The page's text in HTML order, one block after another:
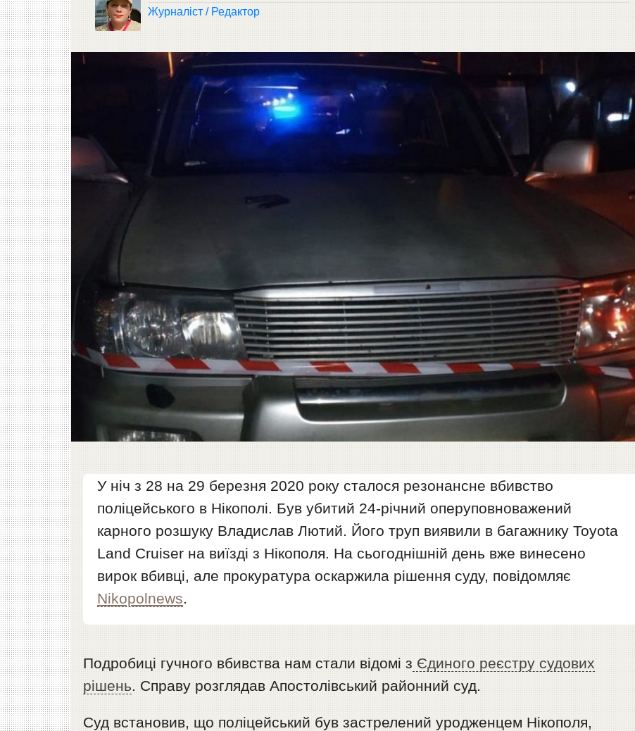
Журналіст / Редактор
У ніч з 28 на 29 березня 2020 року сталося резонансне вбивство
поліцейського в Нікополі. Був убитий 24-річний оперуповноважений
карного розшуку Владислав Лютий. Його труп виявили в багажнику Toyota
Land Cruiser на виїзді з Нікополя. На сьогоднішній день вже винесено
вирок вбивці, але прокуратура оскаржила рішення суду, повідомляє
Nikopolnews.
Подробиці гучного вбивства нам стали відомі з Єдиного реєстру судових
рішень. Справу розглядав Апостолівський районний суд.
Суд встановив, що поліцейський був застрелений уродженцем Нікополя,